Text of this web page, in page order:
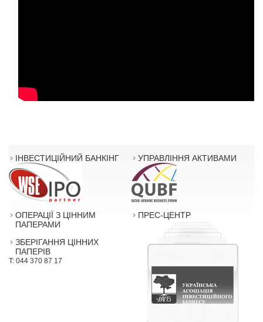
ІНВЕСТИЦІЙНИЙ БАНКІНГ УПРАВЛІННЯ АКТИВАМИ
ОПЕРАЦІЇ З ЦІННИМ
ПАПЕРАМИ
ЗБЕРІГАННЯ ЦІННИХ
ПАПЕРІВ
T: 044 370 87 17
ПРЕС-ЦЕНТР